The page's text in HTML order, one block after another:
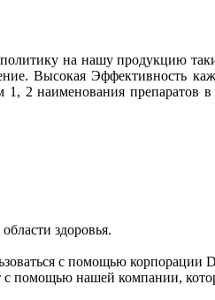
на нашу продукцию
Высокая Эффективность
2 наименования препаратов
здоровья.
с помощью корпорации
помощью нашей компании,